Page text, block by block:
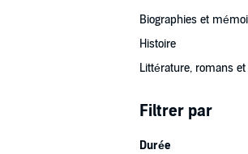
Biographies et
Histoire
Littérature, romans
Filtrer par
Durée